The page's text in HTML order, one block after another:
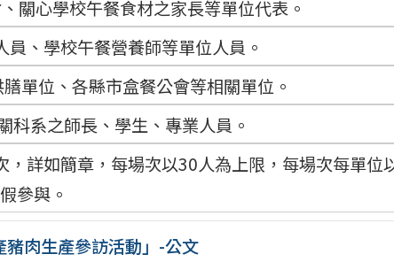
關心學校午餐食材之家長等單位代表。
員、學校午餐營養師等單位人員。
單位、各縣市盒餐公會等相關單位。
科系之師長、學生、專業人員。
，詳如簡章，每場次以30人為上限，每場次每單位
參與。
肉生產參訪活動」-公文